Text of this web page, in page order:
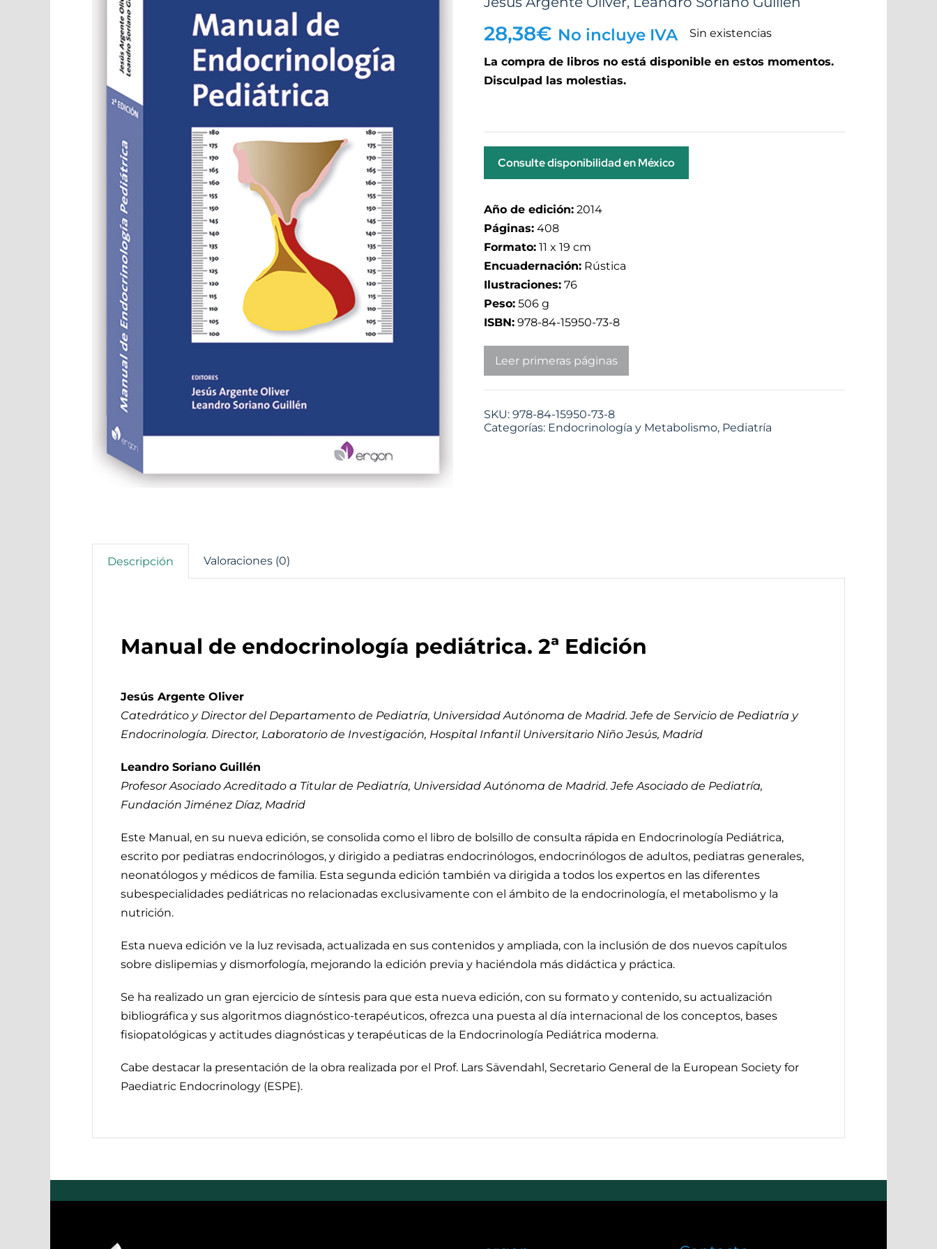
28,38€ No incluye IVA Sin existencias
La compra de libros no está disponible en estos momentos.
Disculpad las molestias.
Consulte disponibilidad en México
Año de edición:2014
Páginas:408
Formato:11 x 19 cm
Encuadernación:Rústica
Ilustraciones:76
Peso:506 g
ISBN:978-84-15950-73-8
Leer primeras páginas
SKU: 978-84-15950-73-8
Categorías: Endocrinología y Metabolismo, Pediatría
Descripción Valoraciones (0)
Manual de endocrinología pediátrica. 2ª Edición
Jesús Argente Oliver
Catedrático y Director del Departamento de Pediatría, Universidad Autónoma de Madrid. Jefe de Servicio de Pediatría y
Endocrinología. Director, Laboratorio de Investigación, Hospital Infantil Universitario Niño Jesús, Madrid
Leandro Soriano Guillén
Profesor Asociado Acreditado a Titular de Pediatría, Universidad Autónoma de Madrid. Jefe Asociado de Pediatría,
Fundación Jiménez Díaz, Madrid
Este Manual, en su nueva edición, se consolida como el libro de bolsillo de consulta rápida en Endocrinología Pediátrica,
escrito por pediatras endocrinólogos, y dirigido a pediatras endocrinólogos, endocrinólogos de adultos, pediatras generales,
neonatólogos y médicos de familia. Esta segunda edición también va dirigida a todos los expertos en las diferentes
subespecialidades pediátricas no relacionadas exclusivamente con el ámbito de la endocrinología, el metabolismo y la
nutrición.
Esta nueva edición ve la luz revisada, actualizada en sus contenidos y ampliada, con la inclusión de dos nuevos capítulos
sobre dislipemias y dismorfología, mejorando la edición previa y haciéndola más didáctica y práctica.
Se ha realizado un gran ejercicio de síntesis para que esta nueva edición, con su formato y contenido, su actualización
bibliográfica y sus algoritmos diagnóstico-terapéuticos, ofrezca una puesta al día internacional de los conceptos, bases
fisiopatológicas y actitudes diagnósticas y terapéuticas de la Endocrinología Pediátrica moderna.
Cabe destacar la presentación de la obra realizada por el Prof. Lars Sävendahl, Secretario General de la European Society for
Paediatric Endocrinology (ESPE).